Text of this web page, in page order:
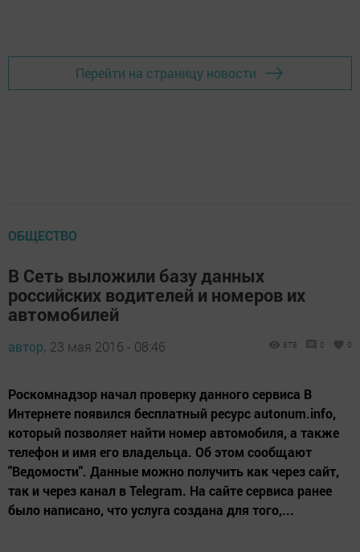
Перейти на страницу новости
ОБЩЕСТВО
В Сеть выложили базу данных
российских водителей и номеров их
автомобилей
автор, 23 мая 2016 - 08:46 878 0 0
Роскомнадзор начал проверку данного сервиса В
Интернете появился бесплатный ресурс autonum.info,
который позволяет найти номер автомобиля, а также
телефон и имя его владельца. Об этом сообщают
"Ведомости". Данные можно получить как через сайт,
так и через канал в Telegram. На сайте сервиса ранее
было написано, что услуга создана для того,...